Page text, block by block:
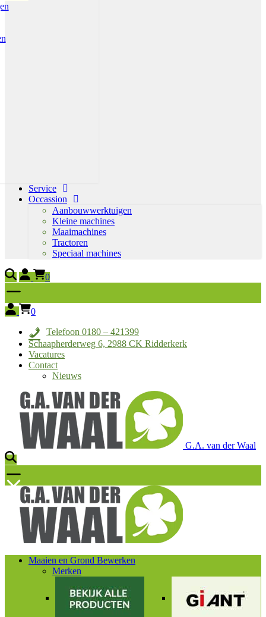
Service
Occassion
Aanbouwwerktuigen
Kleine machines
Maaimachines
Tractoren
Speciaal machines
0
0
Telefoon 0180 – 421399
Schaapherderweg 6, 2988 CK Ridderkerk
Vacatures
Contact
Nieuws
G.A. van der Waal
Maaien en Grond Bewerken
Merken